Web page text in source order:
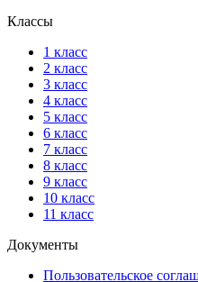
Классы
1 класс
2 класс
3 класс
4 класс
5 класс
6 класс
7 класс
8 класс
9 класс
10 класс
11 класс
Документы
Пользовательское